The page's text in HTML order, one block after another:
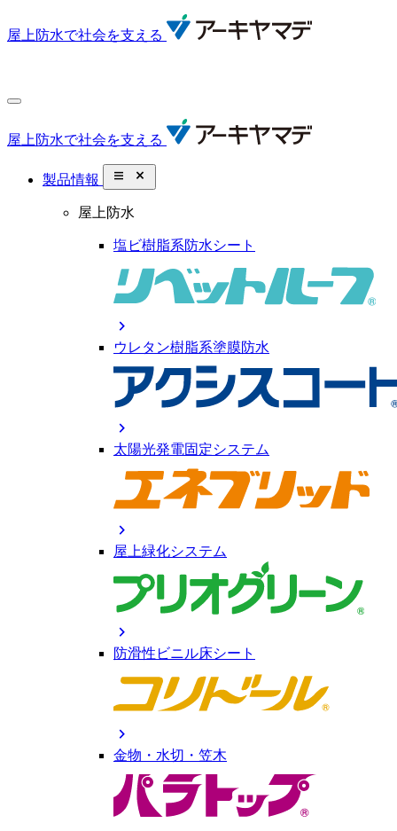
屋上防水で社会を支える
屋上防水で社会を支える
製品情報 close_small
屋上防水
塩ビ樹脂系防水シート
chevron_right
ウレタン樹脂系塗膜防水
chevron_right
太陽光発電固定システム
chevron_right
屋上緑化システム
chevron_right
防滑性ビニル床シート
chevron_right
金物・水切・笠木